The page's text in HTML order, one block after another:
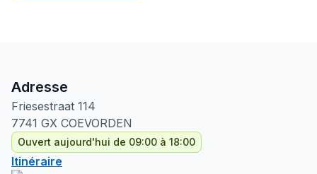
Adresse
Friesestraat 114
7741 GX COEVORDEN
Ouvert aujourd'hui de 09:00 à 18:00
Itinéraire